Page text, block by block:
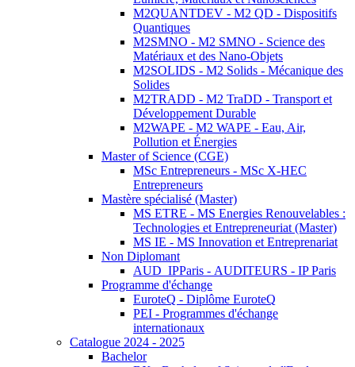
M2QUANTDEV - M2 QD - Dispositifs
Quantiques
M2SMNO - M2 SMNO - Science des
Matériaux et des Nano-Objets
M2SOLIDS - M2 Solids - Mécanique des
Solides
M2TRADD - M2 TraDD - Transport et
Développement Durable
M2WAPE - M2 WAPE - Eau, Air,
Pollution et Énergies
Master of Science (CGE)
MSc Entrepreneurs - MSc X-HEC
Entrepreneurs
Mastère spécialisé (Master)
MS ETRE - MS Energies Renouvelables :
Technologies et Entrepreneuriat (Master)
MS IE - MS Innovation et Entreprenariat
Non Diplomant
AUD_IPParis - AUDITEURS - IP Paris
Programme d'échange
EuroteQ - Diplôme EuroteQ
PEI - Programmes d'échange
internationaux
Catalogue 2024 - 2025
Bachelor